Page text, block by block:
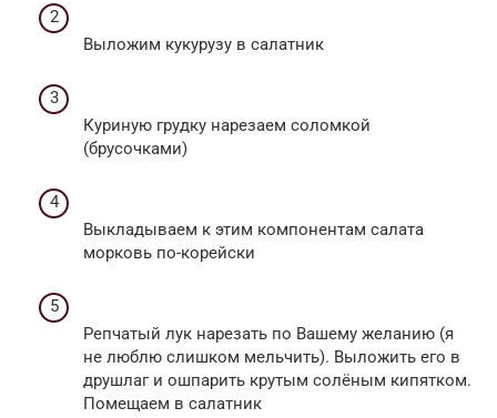
Выложим кукурузу в салатник
Куриную грудку нарезаем соломкой
(брусочками)
Выкладываем к этим компонентам салата
морковь по-корейски
Репчатый лук нарезать по Вашему желанию (я
не люблю слишком мельчить). Выложить его в
друшлаг и ошпарить крутым солёным кипятком.
Помещаем в салатник